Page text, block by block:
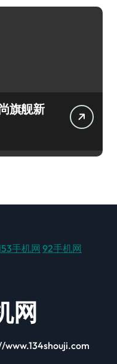
旗舰新
手机网 92手机网
网
www.134shouji.com